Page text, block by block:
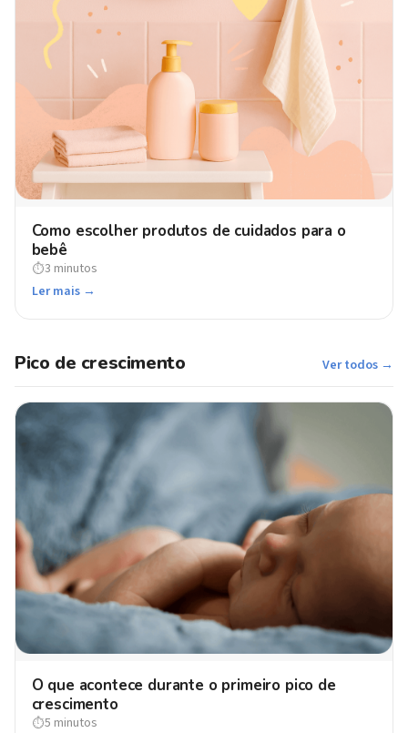
Como escolher produtos de cuidados para o
bebê
⏱3 minutos
Ler mais →
Pico de crescimento Ver todos →
O que acontece durante o primeiro pico de
crescimento
⏱5 minutos